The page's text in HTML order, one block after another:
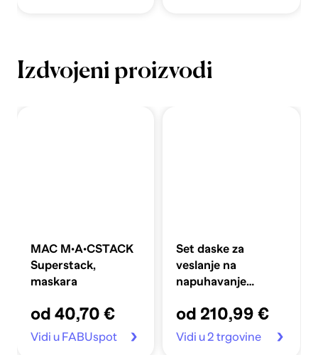
Izdvojeni proizvodi
MAC M·A·CSTACK
Superstack,
maskara
od 40,70 €
Vidi u FABUspot
Set daske za
veslanje na
napuhavanje
plavi
od 210,99 €
Vidi u 2 trgovine